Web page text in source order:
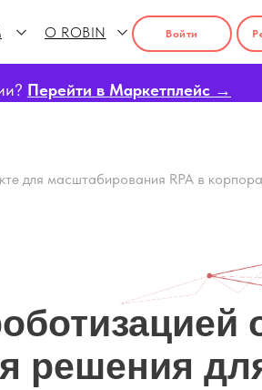
Войти
О ROBIN
Перейти в Маркетплейс →
для масштабирования RPA в
решения